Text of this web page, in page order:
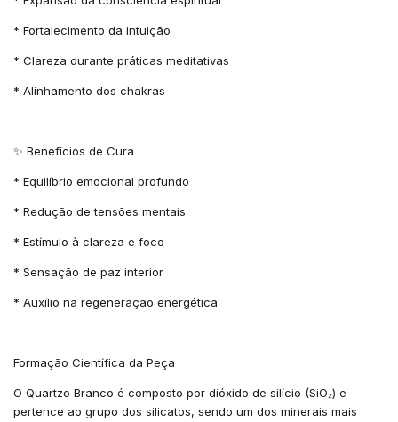
* Fortalecimento da intuição
* Clareza durante práticas meditativas
* Alinhamento dos chakras
✨ Benefícios de Cura
* Equilíbrio emocional profundo
* Redução de tensões mentais
* Estímulo à clareza e foco
* Sensação de paz interior
* Auxílio na regeneração energética
Formação Científica da Peça
O Quartzo Branco é composto por dióxido de silício (SiO₂) e
pertence ao grupo dos silicatos, sendo um dos minerais mais